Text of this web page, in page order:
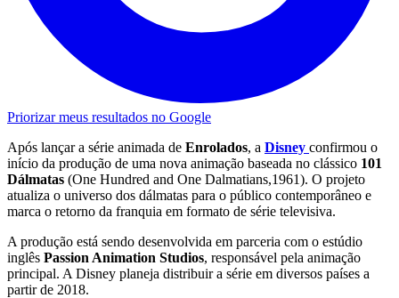
Priorizar meus resultados no Google
Após lançar a série animada de Enrolados, a Disney confirmou o
início da produção de uma nova animação baseada no clássico 101
Dálmatas (One Hundred and One Dalmatians,1961). O projeto
atualiza o universo dos dálmatas para o público contemporâneo e
marca o retorno da franquia em formato de série televisiva.
A produção está sendo desenvolvida em parceria com o estúdio
inglês Passion Animation Studios, responsável pela animação
principal. A Disney planeja distribuir a série em diversos países a
partir de 2018.